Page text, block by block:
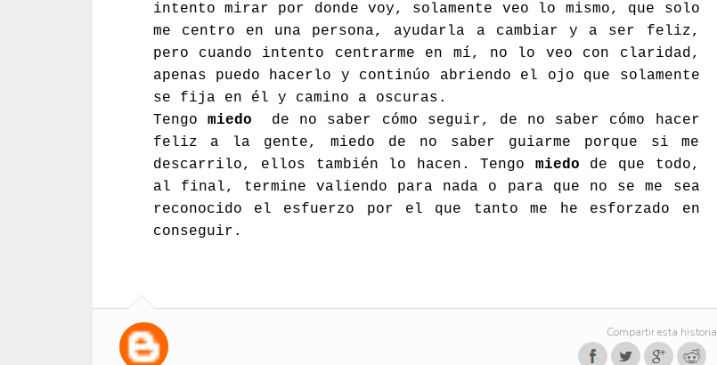
intento mirar por donde voy, solamente veo lo mismo, que solo
me centro en una persona, ayudarla a cambiar y a ser feliz,
pero cuando intento centrarme en mí, no lo veo con claridad,
apenas puedo hacerlo y continúo abriendo el ojo que solamente
se fija en él y camino a oscuras.
Tengo miedo
de no saber cómo seguir, de no saber cómo hacer
feliz a la gente, miedo de no saber guiarme porque si me
descarrilo, ellos también lo hacen. Tengo miedo de que todo,
al final, termine valiendo para nada o para que no se me sea
reconocido el esfuerzo por el que tanto me he esforzado en
conseguir.
Compartir esta historia